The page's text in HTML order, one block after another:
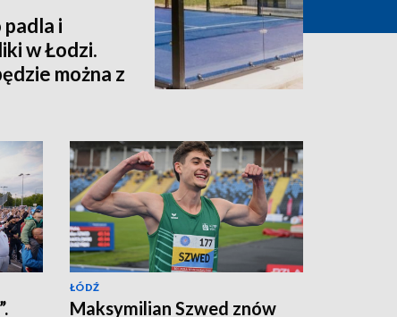
i
w Łodzi.
można z
ŁÓDŹ
Maksymilian Szwed znów